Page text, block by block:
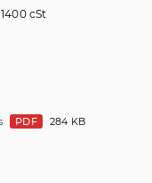
1400 cSt
PDF 284 KB